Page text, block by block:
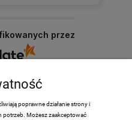
przez
poprawne działanie strony i
potrzeb. Możesz zaakceptować